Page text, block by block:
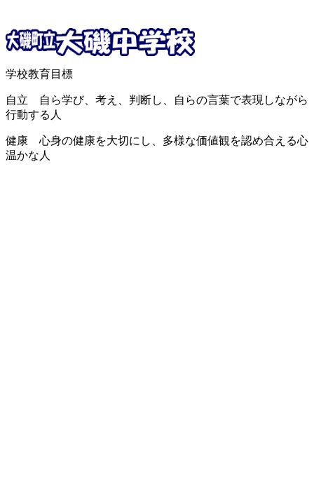
学校教育目標
自立 自ら学び、考え、判断し、自らの言葉で表現しながら
行動する人
健康 心身の健康を大切にし、多様な価値観を認め合える心
温かな人